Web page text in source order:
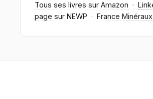
Tous ses livres sur Amazon ·
page sur NEWP · France Minéraux